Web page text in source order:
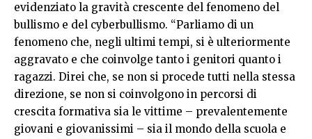
evidenziato la gravità crescente del fenomeno del
bullismo e del cyberbullismo. “Parliamo di un
fenomeno che, negli ultimi tempi, si è ulteriormente
aggravato e che coinvolge tanto i genitori quanto i
ragazzi. Direi che, se non si procede tutti nella stessa
direzione, se non si coinvolgono in percorsi di
crescita formativa sia le vittime – prevalentemente
giovani e giovanissimi – sia il mondo della scuola e